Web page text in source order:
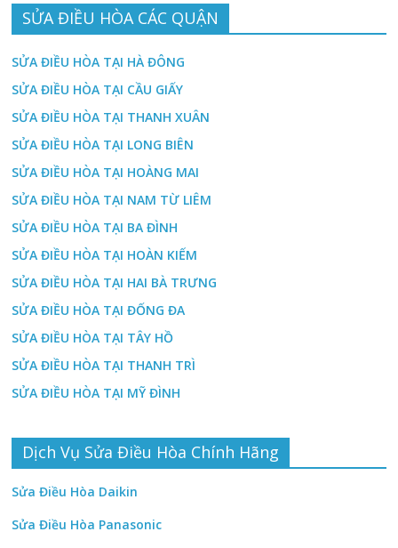
SỬA ĐIỀU HÒA CÁC QUẬN
SỬA ĐIỀU HÒA TẠI HÀ ĐÔNG
SỬA ĐIỀU HÒA TẠI CẦU GIẤY
SỬA ĐIỀU HÒA TẠI THANH XUÂN
SỬA ĐIỀU HÒA TẠI LONG BIÊN
SỬA ĐIỀU HÒA TẠI HOÀNG MAI
SỬA ĐIỀU HÒA TẠI NAM TỪ LIÊM
SỬA ĐIỀU HÒA TẠI BA ĐÌNH
SỬA ĐIỀU HÒA TẠI HOÀN KIẾM
SỬA ĐIỀU HÒA TẠI HAI BÀ TRƯNG
SỬA ĐIỀU HÒA TẠI ĐỐNG ĐA
SỬA ĐIỀU HÒA TẠI TÂY HỒ
SỬA ĐIỀU HÒA TẠI THANH TRÌ
SỬA ĐIỀU HÒA TẠI MỸ ĐÌNH
Dịch Vụ Sửa Điều Hòa Chính Hãng
Sửa Điều Hòa Daikin
Sửa Điều Hòa Panasonic